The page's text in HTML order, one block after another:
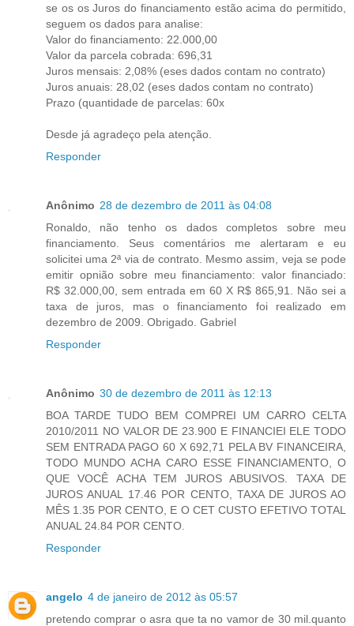
se os os Juros do financiamento estão acima do permitido,
seguem os dados para analise:
Valor do financiamento: 22.000,00
Valor da parcela cobrada: 696,31
Juros mensais: 2,08% (eses dados contam no contrato)
Juros anuais: 28,02 (eses dados contam no contrato)
Prazo (quantidade de parcelas: 60x
Desde já agradeço pela atenção.
Responder
Anônimo 28 de dezembro de 2011 às 04:08
Ronaldo, não tenho os dados completos sobre meu
financiamento. Seus comentários me alertaram e eu
solicitei uma 2ª via de contrato. Mesmo assim, veja se pode
emitir opnião sobre meu financiamento: valor financiado:
R$ 32.000,00, sem entrada em 60 X R$ 865,91. Não sei a
taxa de juros, mas o financiamento foi realizado em
dezembro de 2009. Obrigado. Gabriel
Responder
Anônimo 30 de dezembro de 2011 às 12:13
BOA TARDE TUDO BEM COMPREI UM CARRO CELTA
2010/2011 NO VALOR DE 23.900 E FINANCIEI ELE TODO
SEM ENTRADA PAGO 60 X 692,71 PELA BV FINANCEIRA,
TODO MUNDO ACHA CARO ESSE FINANCIAMENTO, O
QUE VOCÊ ACHA TEM JUROS ABUSIVOS. TAXA DE
JUROS ANUAL 17.46 POR CENTO, TAXA DE JUROS AO
MÊS 1.35 POR CENTO, E O CET CUSTO EFETIVO TOTAL
ANUAL 24.84 POR CENTO.
Responder
angelo 4 de janeiro de 2012 às 05:57
pretendo comprar o asra que ta no vamor de 30 mil.quanto